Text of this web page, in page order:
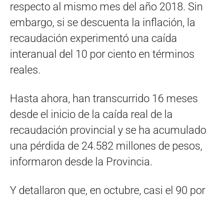
respecto al mismo mes del año 2018. Sin
embargo, si se descuenta la inflación, la
recaudación experimentó una caída
interanual del 10 por ciento en términos
reales.
Hasta ahora, han transcurrido 16 meses
desde el inicio de la caída real de la
recaudación provincial y se ha acumulado
una pérdida de 24.582 millones de pesos,
informaron desde la Provincia.
Y detallaron que, en octubre, casi el 90 por